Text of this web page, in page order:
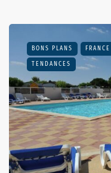
BONS PLANS FRANCE
TENDANCES